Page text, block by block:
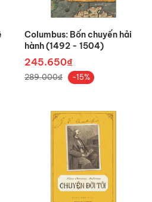
Columbus: Bốn chuyến hải
hành (1492 - 1504)
245.650₫
289.000₫ -15%